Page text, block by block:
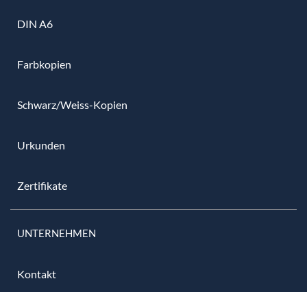
DIN A6
Farbkopien
Schwarz/Weiss-Kopien
Urkunden
Zertifikate
UNTERNEHMEN
Kontakt